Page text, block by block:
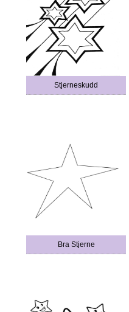
Stjerneskudd
Bra Stjerne